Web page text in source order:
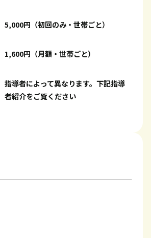
5,000円（初回のみ・世帯ごと）
1,600円（月額・世帯ごと）
指導者によって異なります。下記指導
者紹介をご覧ください